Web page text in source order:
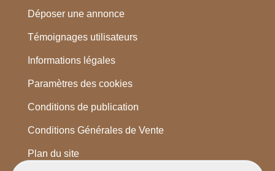
Déposer une annonce
Témoignages utilisateurs
Informations légales
Paramètres des cookies
Conditions de publication
Conditions Générales de Vente
Plan du site